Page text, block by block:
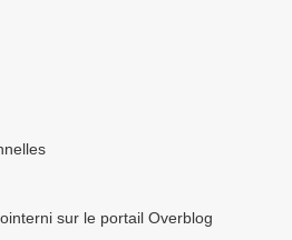
sur le portail Overblog